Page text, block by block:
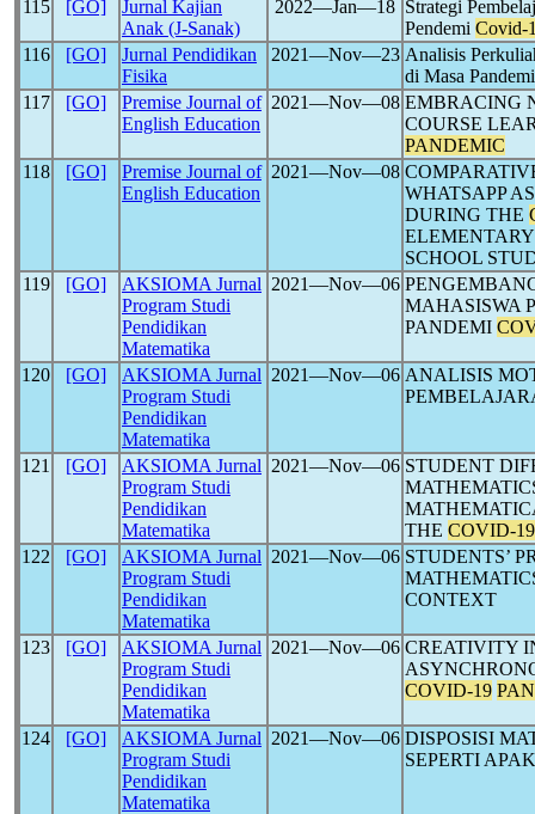
115 [GO]
Jurnal Kajian
Anak (J-Sanak)
2022―Jan―18 Strategi
Pendemi Covid-
116
[GO]
Jurnal Pendidikan
Fisika
2021―Nov―23 Analisis
di Masa
117
[GO]
Premise Journal of
English Education
2021―Nov―08 EMBRACING
COURSE
PANDEMIC
118
[GO]
Premise Journal of
English Education
2021―Nov―08
WHATSAPP
DURING THE
SCHOOL
119
[GO]
AKSIOMA Jurnal
Program Studi
Pendidikan
Matematika
2021―Nov―06
MAHASISWA
PANDEMI
120 [GO]
AKSIOMA Jurnal
Program Studi
Pendidikan
Matematika
2021―Nov―06 ANALISIS
121 [GO]
AKSIOMA Jurnal
Program Studi
Pendidikan
Matematika
2021―Nov―06 STUDENT
THE COVID-19
122
[GO]
AKSIOMA Jurnal
Program Studi
Pendidikan
Matematika
2021―Nov―06 STUDENTS’
CONTEXT
123 [GO]
AKSIOMA Jurnal
Program Studi
Pendidikan
Matematika
2021―Nov―06 CREATIVITY
COVID-19
124 [GO]
AKSIOMA Jurnal
Program Studi
Pendidikan
Matematika
2021―Nov―06 DISPOSISI
SEPERTI